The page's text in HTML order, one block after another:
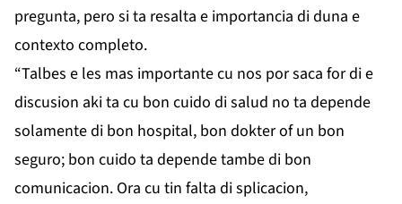
pregunta, pero si ta resalta e importancia di duna e
contexto completo.
“Talbes e les mas importante cu nos por saca for di e
discusion aki ta cu bon cuido di salud no ta depende
solamente di bon hospital, bon dokter of un bon
seguro; bon cuido ta depende tambe di bon
comunicacion. Ora cu tin falta di splicacion,